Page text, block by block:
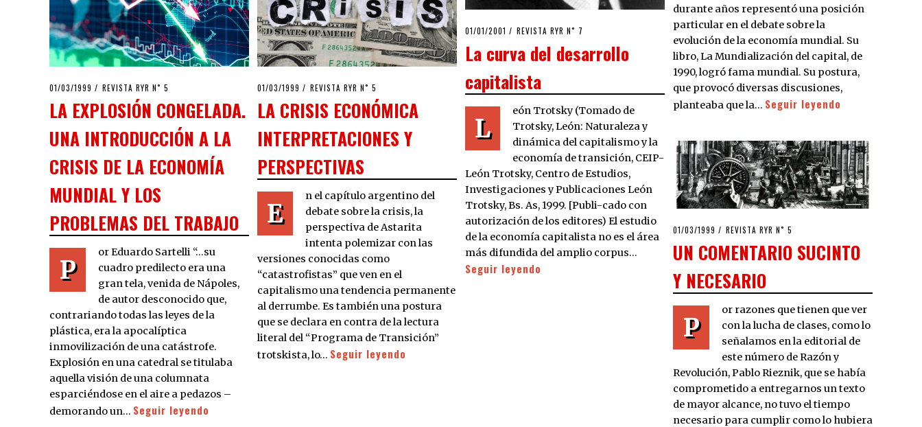
durante años representó una posición
particular en el debate sobre la
evolución de la economía mundial. Su
libro, La Mundialización del capital, de
1990, logró fama mundial. Su postura,
que provocó diversas discusiones,
planteaba que la… Seguir leyendo
POSTED
01/01/2001 13/04/2020
REVISTA RYR N˚ 7
La curva del desarrollo
capitalista
L
eón Trotsky (Tomado de
Trotsky, León: Naturaleza y
dinámica del capitalismo y la
economía de transición, CEIP-
León Trotsky, Centro de Estudios,
Investigaciones y Publicaciones León
Trotsky, Bs. As, 1999. [Publi-cado con
autorización de los editores) El estudio
de la economía capitalista no es el área
más difundida del amplio corpus…
Seguir leyendo
POSTED
01/03/1999 03/04/2020
REVISTA RYR N˚ 5
LA EXPLOSIÓN CONGELADA.
UNA INTRODUCCIÓN A LA
CRISIS DE LA ECONOMÍA
MUNDIAL Y LOS
PROBLEMAS DEL TRABAJO
P
or Eduardo Sartelli “…su
cuadro predilecto era una
gran tela, venida de Nápoles,
de autor desconocido que,
contrariando todas las leyes de la
plástica, era la apocalíptica
inmovilización de una catástrofe.
Explosión en una catedral se titulaba
aquella visión de una columnata
esparciéndose en el aire a pedazos –
demorando un… Seguir leyendo
POSTED
01/03/1999 03/04/2020
REVISTA RYR N˚ 5
LA CRISIS ECONÓMICA
INTERPRETACIONES Y
PERSPECTIVAS
E
n el capítulo argentino del
debate sobre la crisis, la
perspectiva de Astarita
intenta polemizar con las
versiones conocidas como
“catastrofistas” que ven en el
capitalismo una tendencia permanente
al derrumbe. Es también una postura
que se declara en contra de la lectura
literal del “Programa de Transición”
trotskista, lo… Seguir leyendo
POSTED
01/03/1999 03/04/2020
REVISTA RYR N˚ 5
UN COMENTARIO SUCINTO
Y NECESARIO
P
or razones que tienen que ver
con la lucha de clases, como lo
señalamos en la editorial de
este número de Razón y
Revolución, Pablo Rieznik, que se había
comprometido a entregarnos un texto
de mayor alcance, no tuvo el tiempo
necesario para cumplir como lo hubiera